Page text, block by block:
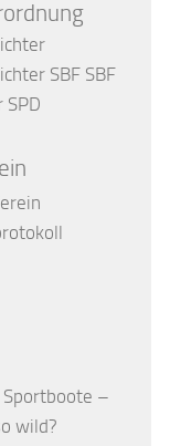
SBF SBF
SPD
–
wild?